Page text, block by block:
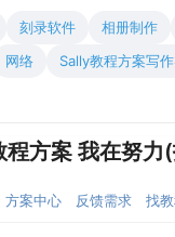
刻录软件 相册制作
网络 Sally教程方案写
程方案 我在努力
方案中心 反馈需求 找